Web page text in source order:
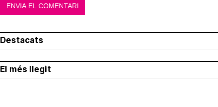
Destacats
El més llegit